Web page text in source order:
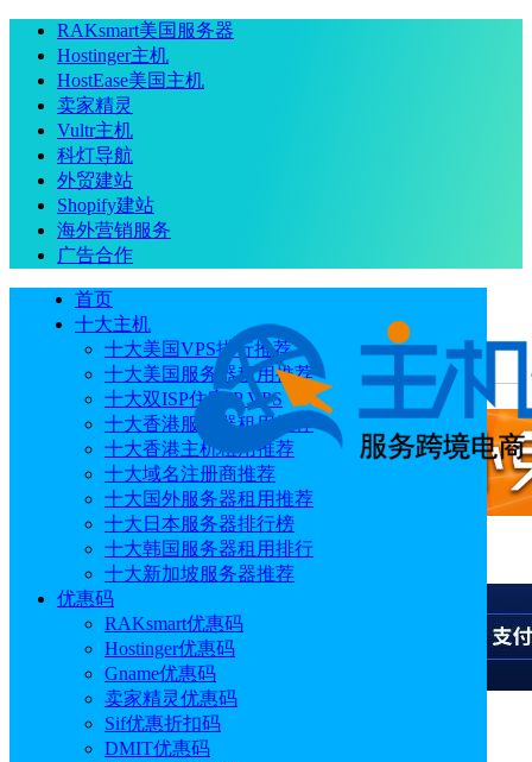
RAKsmart美国服务器
Hostinger主机
HostEase美国主机
卖家精灵
Vultr主机
科灯导航
外贸建站
Shopify建站
海外营销服务
广告合作
首页
十大主机
十大美国VPS排行推荐
十大美国服务器租用推荐
十大双ISP住宅IP VPS
十大香港服务器租用推荐
十大香港主机租用推荐
十大域名注册商推荐
十大国外服务器租用推荐
十大日本服务器排行榜
十大韩国服务器租用排行
十大新加坡服务器推荐
优惠码
RAKsmart优惠码
Hostinger优惠码
Gname优惠码
卖家精灵优惠码
Sif优惠折扣码
DMIT优惠码
当前位置：首页 运营推广 外贸网站域名怎么选择？